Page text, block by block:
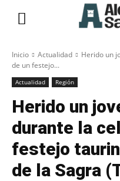
Inicio Actualidad
Herido un
de un festejo...
Actualidad Región
Herido un
durante la
festejo
de la Sagra